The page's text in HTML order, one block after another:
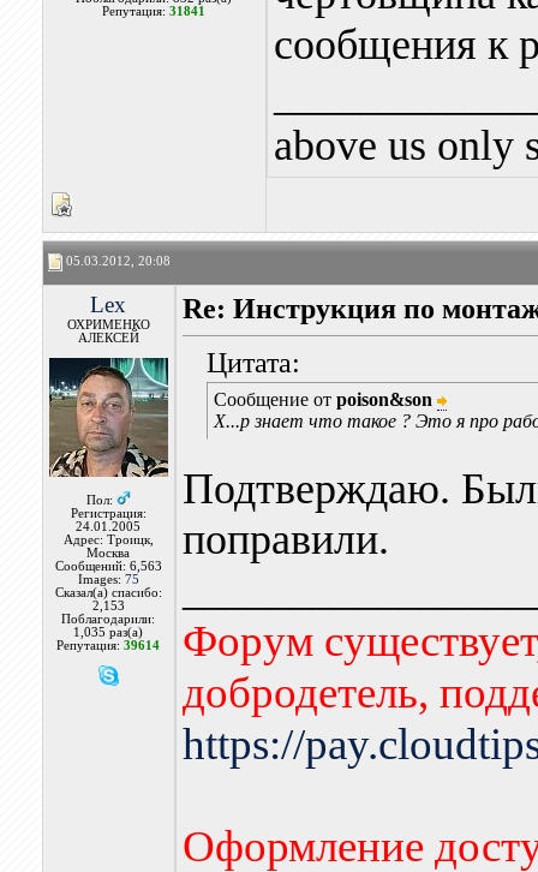
Репутация:31841
сообщения к
above us only
05.03.2012, 20:08
Lex
ОХРИМЕНКО
АЛЕКСЕЙ
Пол:
Регистрация:
24.01.2005
Адрес: Троицк,
Москва
Сообщений: 6,563
Images: 75
Сказал(а) спасибо:
2,153
Поблагодарили:
1,035 раз(а)
Репутация:39614
Re: Инструкция по
Цитата:
Сообщение от poison&son
Х...р знает что такое ? Это я про
Подтверждаю.
поправили.
Форум
добродетель,
https://
Оформление